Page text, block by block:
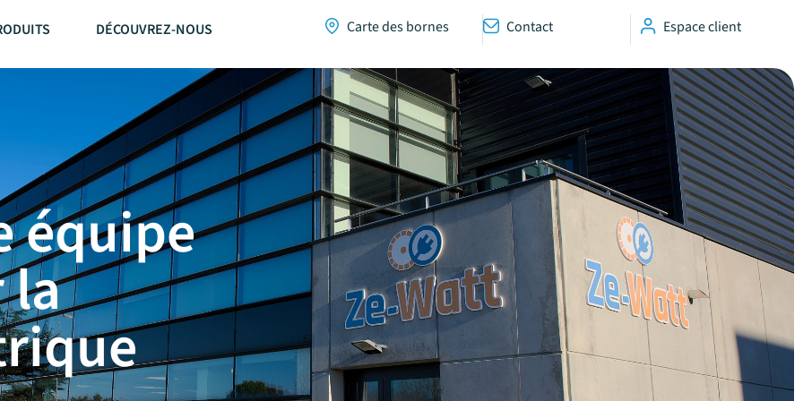
DÉCOUVREZ-NOUS Carte des bornes Contact Espace client
équipe
la